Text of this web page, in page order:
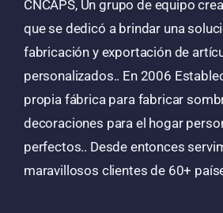
CNCAPS, Un grupo de equipo
que se dedicó a brindar una
fabricación y exportación de
personalizados.. En 2006
propia fábrica para fabricar
decoraciones para el hogar
perfectos.. Desde entonces
maravillosos clientes de 60+